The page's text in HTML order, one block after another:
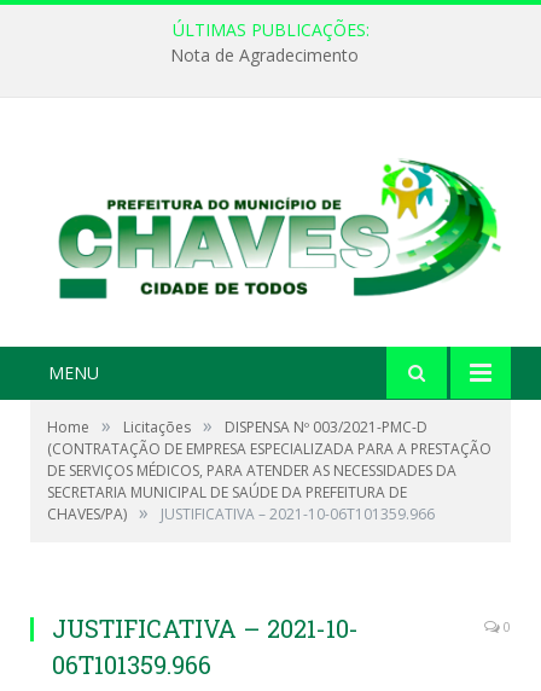
ÚLTIMAS PUBLICAÇÕES:
Nota de Agradecimento
MENU
Home » Licitações »
DISPENSA Nº 003/2021-PMC-D
(CONTRATAÇÃO DE EMPRESA ESPECIALIZADA PARA A PRESTAÇÃO
DE SERVIÇOS MÉDICOS, PARA ATENDER AS NECESSIDADES DA
SECRETARIA MUNICIPAL DE SAÚDE DA PREFEITURA DE
CHAVES/PA) » JUSTIFICATIVA – 2021-10-06T101359.966
JUSTIFICATIVA – 2021-10-
06T101359.966
0